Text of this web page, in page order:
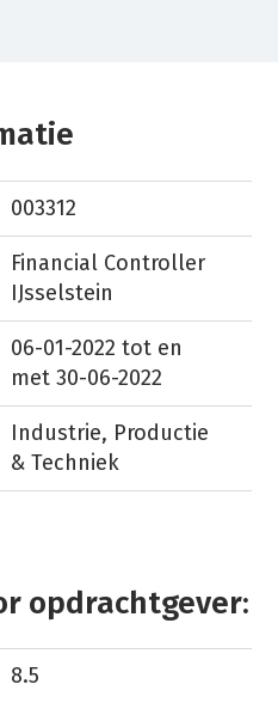
003312
Financial Controller
IJsselstein
06-01-2022 tot en
met 30-06-2022
Industrie, Productie
& Techniek
opdrachtgever:
8.5